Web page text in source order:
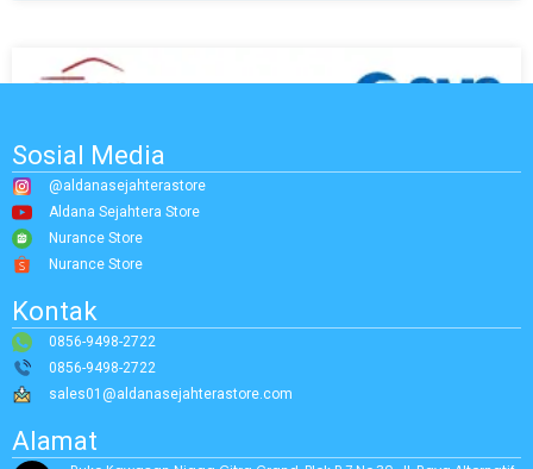
Sosial Media
@aldanasejahterastore
Aldana Sejahtera Store
Nurance Store
Nurance Store
Kontak
0856-9498-2722
0856-9498-2722
sales01@aldanasejahterastore.com
Alamat